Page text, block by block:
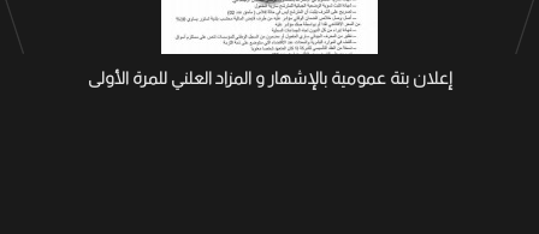
إعلان بتة عمومية بالإشهار و المزاد العلني للمرة الأولى